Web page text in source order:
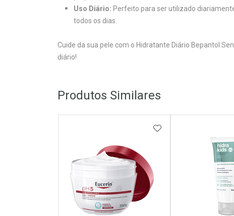
Uso Diário: Perfeito para ser utilizado
todos os dias.
Cuide da sua pele com o Hidratante Diário Bepantol
diário!
Produtos Similares
ADICIONAR AOS